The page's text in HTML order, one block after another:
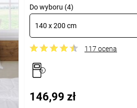
Do wyboru (4)
140 x 200 cm
117 ocena
146,99 zł